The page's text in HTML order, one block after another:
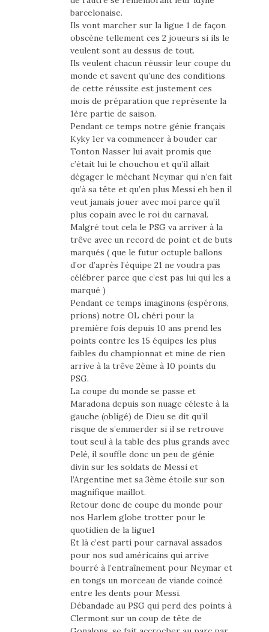
barcelonaise.
Ils vont marcher sur la ligue 1 de façon
obscène tellement ces 2 joueurs si ils le
veulent sont au dessus de tout.
Ils veulent chacun réussir leur coupe du
monde et savent qu’une des conditions
de cette réussite est justement ces
mois de préparation que représente la
1ère partie de saison.
Pendant ce temps notre génie français
Kyky 1er va commencer à bouder car
Tonton Nasser lui avait promis que
c’était lui le chouchou et qu’il allait
dégager le méchant Neymar qui n’en fait
qu’à sa tête et qu’en plus Messi eh ben il
veut jamais jouer avec moi parce qu’il
plus copain avec le roi du carnaval.
Malgré tout cela le PSG va arriver à la
trêve avec un record de point et de buts
marqués ( que le futur octuple ballons
d’or d’après l’équipe 21 ne voudra pas
célébrer parce que c’est pas lui qui les a
marqué )
Pendant ce temps imaginons (espérons,
prions) notre OL chéri pour la
première fois depuis 10 ans prend les
points contre les 15 équipes les plus
faibles du championnat et mine de rien
arrive à la trêve 2ème à 10 points du
PSG.
La coupe du monde se passe et
Maradona depuis son nuage céleste à la
gauche (obligé) de Dieu se dit qu’il
risque de s’emmerder si il se retrouve
tout seul à la table des plus grands avec
Pelé, il souffle donc un peu de génie
divin sur les soldats de Messi et
l’Argentine met sa 3ème étoile sur son
magnifique maillot.
Retour donc de coupe du monde pour
nos Harlem globe trotter pour le
quotidien de la ligue1
Et là c’est parti pour carnaval assados
pour nos sud américains qui arrive
bourré à l’entraînement pour Neymar et
en tongs un morceau de viande coincé
entre les dents pour Messi.
Débandade au PSG qui perd des points à
Clermont sur un coup de tête de